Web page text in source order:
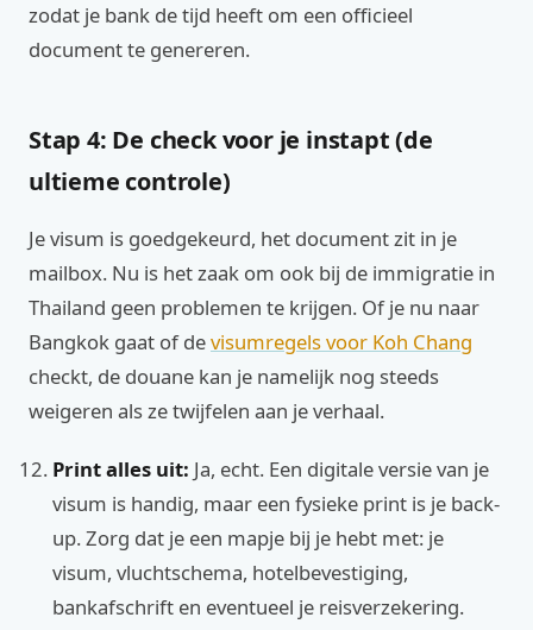
zodat je bank de tijd heeft om een officieel
document te genereren.
Stap 4: De check voor je instapt (de
ultieme controle)
Je visum is goedgekeurd, het document zit in je
mailbox. Nu is het zaak om ook bij de immigratie in
Thailand geen problemen te krijgen. Of je nu naar
Bangkok gaat of devisumregels voor Koh Chang
checkt, de douane kan je namelijk nog steeds
weigeren als ze twijfelen aan je verhaal.
Print alles uit: Ja, echt. Een digitale versie van je
visum is handig, maar een fysieke print is je back-
up. Zorg dat je een mapje bij je hebt met: je
visum, vluchtschema, hotelbevestiging,
bankafschrift en eventueel je reisverzekering.